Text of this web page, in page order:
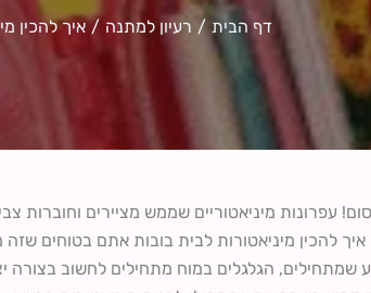
דף הבית רעיון למתנה איך להכין
עפרונות מיניאטוריים שממש מציירים וחוברות
להכין מיניאטורות לבית בובות אתם בטוחים
שמתחילים, הגלגלים במוח מתחילים לחשוב בצורה